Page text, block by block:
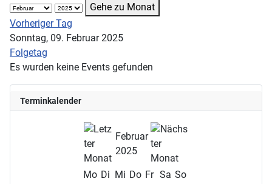
Terminkalender
Februar
2025
Mo Di Mi Do Fr Sa So
Gehe zu Monat
Vorheriger Tag
Sonntag, 09. Februar 2025
Folgetag
Es wurden keine Events gefunden